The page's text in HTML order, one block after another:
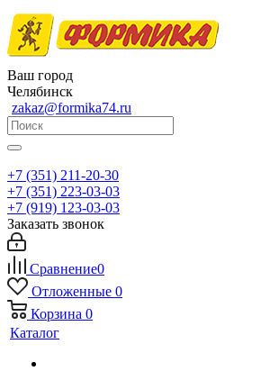
Ваш город
Челябинск
zakaz@formika74.ru
+7 (351) 211-20-30
+7 (351) 223-03-03
+7 (919) 123-03-03
Заказать звонок
Сравнение0
Отложенные 0
Корзина 0
Каталог